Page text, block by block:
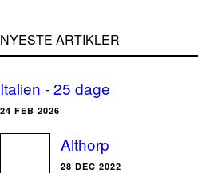
NYESTE ARTIKLER
Italien - 25 dage
24 FEB 2026
Althorp
28 DEC 2022